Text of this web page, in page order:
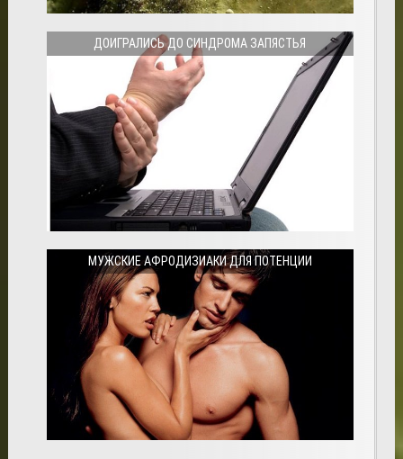
ДОИГРАЛИСЬ ДО СИНДРОМА ЗАПЯСТЬЯ
МУЖСКИЕ АФРОДИЗИАКИ ДЛЯ ПОТЕНЦИИ